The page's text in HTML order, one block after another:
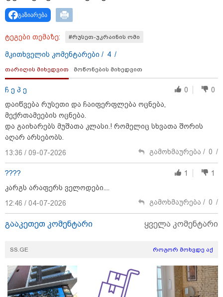
15:49 / 06-08-2026
შეიძინე ალდაგის სამოგზაურო დაზღვევა და მიიღე
გაორმაგებული ინტერნეტი
11:08 / 06-08-2026
გაზიარება
ტეგები თემაზე: #რუსეთ-უკრაინის ომი
მკითხველის კომენტარები / 4 /
თარიღის მიხედვით მოწონების მიხედვით
ჩ ე პ ე 0
0
დაიწვება რუსეთი და ჩაიფერფლება ოცნება,
მექრთამეების ოცნება.
და გაიხარებს მუშათა კლასი.! რომელიც სხვათა შორის
აღარ არსებობს.
13:36 / 09-07-2026
გამოხმაურება / 0 /
???? 1
1
კარგს არაფერს ველოდები....
12:46 / 04-07-2026
გამოხმაურება / 0 /
გააკეთეთ კომენტარი ყველა კომენტარი
SS.GE როგორ მოხვდე აქ